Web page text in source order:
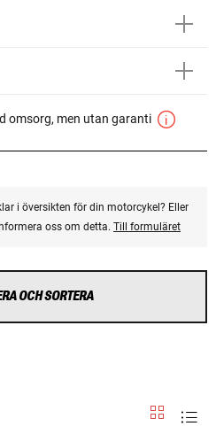
omsorg, men utan garanti
i översikten för din motorcykel? Eller
oss om detta. Till formuläret
OCH SORTERA